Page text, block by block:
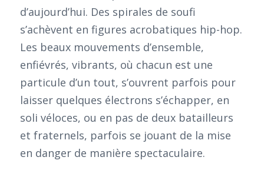
d’aujourd’hui. Des spirales de soufi
s’achèvent en figures acrobatiques hip-hop.
Les beaux mouvements d’ensemble,
enfiévrés, vibrants, où chacun est une
particule d’un tout, s’ouvrent parfois pour
laisser quelques électrons s’échapper, en
soli véloces, ou en pas de deux batailleurs
et fraternels, parfois se jouant de la mise
en danger de manière spectaculaire.